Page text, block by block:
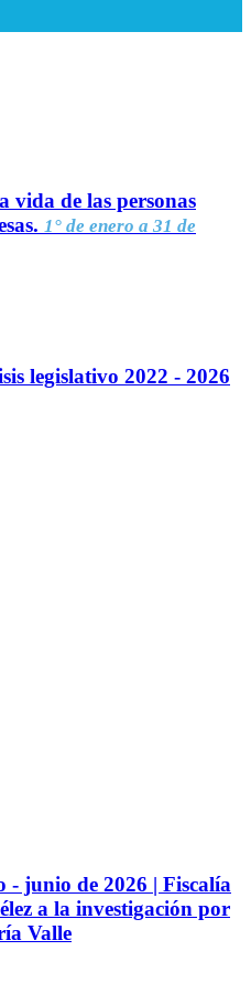
vida de las personas
1° de enero a 31 de
legislativo 2022 - 2026
- junio de 2026 | Fiscalía
a la investigación por
Valle